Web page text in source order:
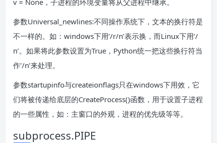
v = None，子进程的环境变量将从父进程中继承。
参数Universal_newlines:不同操作系统下，文本的换行符是
不一样的。如：windows下用’/r/n’表示换，而Linux下用’/
n’。如果将此参数设置为True，Python统一把这些换行符当
作’/n’来处理。
参数startupinfo与createionflags只在windows下用效，它
们将被传递给底层的CreateProcess()函数，用于设置子进程
的一些属性，如：主窗口的外观，进程的优先级等等。
subprocess.PIPE